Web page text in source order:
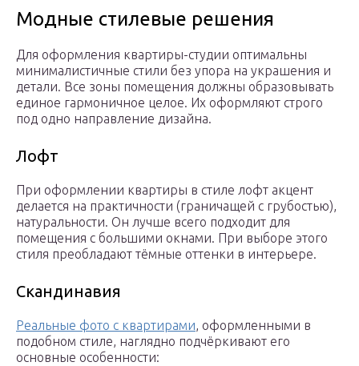
Модные стилевые решения
Для оформления квартиры-студии оптимальны
минималистичные стили без упора на украшения и
детали. Все зоны помещения должны образовывать
единое гармоничное целое. Их оформляют строго
под одно направление дизайна.
Лофт
При оформлении квартиры в стиле лофт акцент
делается на практичности (граничащей с грубостью),
натуральности. Он лучше всего подходит для
помещения с большими окнами. При выборе этого
стиля преобладают тёмные оттенки в интерьере.
Скандинавия
Реальные фото с квартирами, оформленными в
подобном стиле, наглядно подчёркивают его
основные особенности: